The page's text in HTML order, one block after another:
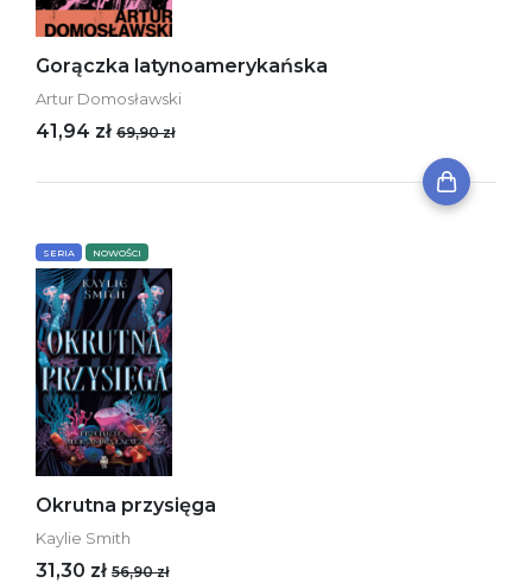
Gorączka latynoamerykańska
Artur Domosławski
41,94 zł 69,90 zł
SERIA NOWOŚCI
Okrutna przysięga
Kaylie Smith
31,30 zł 56,90 zł